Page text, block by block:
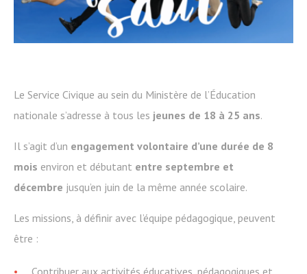
Le Service Civique au sein du Ministère de l’Éducation
nationale s’adresse à tous les jeunes de 18 à 25 ans.
Il s’agit d’un engagement volontaire d’une durée de 8
mois environ et débutant entre septembre et
décembre jusqu’en juin de la même année scolaire.
Les missions, à définir avec l’équipe pédagogique, peuvent
être :
Contribuer aux activités éducatives, pédagogiques et